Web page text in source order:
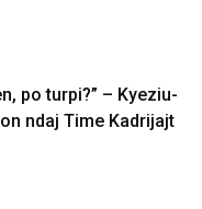
po turpi?” – Kyeziu-
ndaj Time Kadrijajt